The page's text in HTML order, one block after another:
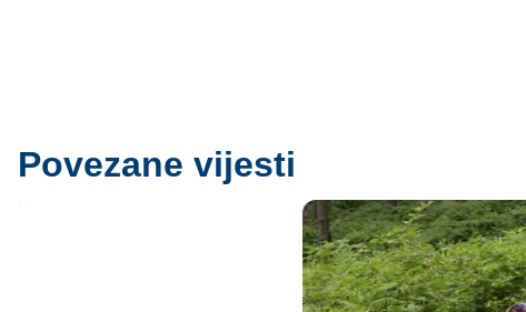
Povezane vijesti